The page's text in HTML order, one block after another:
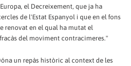
el Decreixement, que ja ha
de l'Estat Espanyol i que en el fons
renovat en el qual ha mutat el
del moviment contracimeres."
un repàs històric al context de les